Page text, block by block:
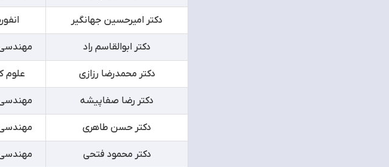
دکتر امیرحسین جهانگیر
دکتر ابوالقاسم راد مهندسی
دکتر محمدرضا رزازی علوم
دکتر رضا صفاپیشه مهندسی
دکتر حسن طاهری مهندسی
دکتر محمود فتحی مهندسی